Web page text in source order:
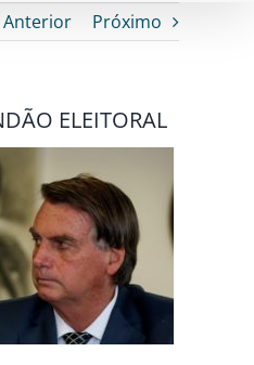
Anterior Próximo
ELEITORAL